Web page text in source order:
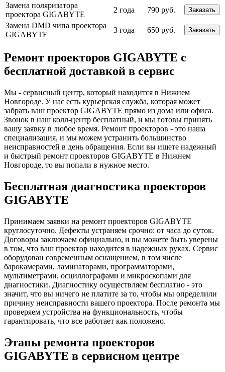
Замена поляризатора
проектора GIGABYTE
2 года 790 руб. Заказать
Замена DMD чипа проектора
GIGABYTE
3 года 650 руб. Заказать
Ремонт проекторов GIGABYTE с
бесплатной доставкой в сервис
Мы - сервисный центр, который находится в Нижнем
Новгороде. У нас есть курьерская служба, которая может
забрать ваш проектор GIGABYTE прямо из дома или офиса.
Звонок в наш колл-центр бесплатный, и мы готовы принять
вашу заявку в любое время. Ремонт проекторов - это наша
специализация, и мы можем устранить большинство
неисправностей в день обращения. Если вы ищете надежный
и быстрый ремонт проекторов GIGABYTE в Нижнем
Новгороде, то вы попали в нужное место.
Бесплатная диагностика проекторов
GIGABYTE
Принимаем заявки на ремонт проекторов GIGABYTE
круглосуточно. Дефекты устраняем срочно: от часа до суток.
Договоры заключаем официально, и вы можете быть уверены
в том, что ваш проектор находится в надежных руках. Сервис
оборудован современным оснащением, в том числе
барокамерами, ламинаторами, программаторами,
мультиметрами, осциллографами и микроскопами для
диагностики. Диагностику осуществляем бесплатно - это
значит, что вы ничего не платите за то, чтобы мы определили
причину неисправности вашего проектора. После ремонта мы
проверяем устройства на функциональность, чтобы
гарантировать, что все работает как положено.
Этапы ремонта проекторов
GIGABYTE в сервисном центре